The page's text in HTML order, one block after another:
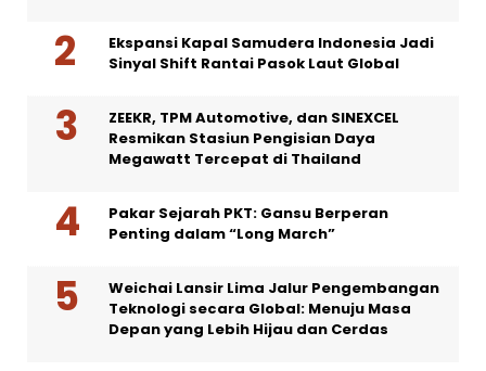
Ekspansi Kapal Samudera Indonesia Jadi
Sinyal Shift Rantai Pasok Laut Global
ZEEKR, TPM Automotive, dan SINEXCEL
Resmikan Stasiun Pengisian Daya
Megawatt Tercepat di Thailand
Pakar Sejarah PKT: Gansu Berperan
Penting dalam “Long March”
Weichai Lansir Lima Jalur Pengembangan
Teknologi secara Global: Menuju Masa
Depan yang Lebih Hijau dan Cerdas